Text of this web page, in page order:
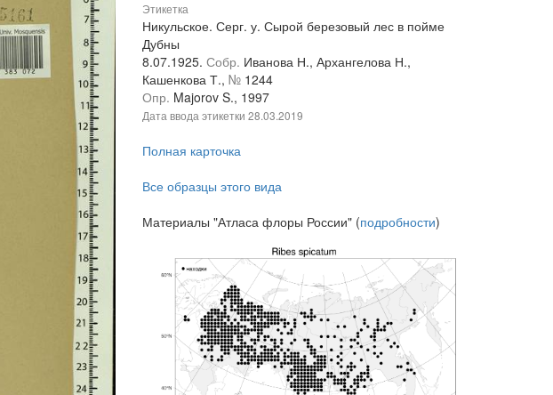
Этикетка
Никульское. Серг. у. Сырой березовый лес в пойме
Дубны
8.07.1925. Собр. Иванова Н., Архангелова Н.,
Кашенкова Т., № 1244
Опр. Majorov S., 1997
Дата ввода этикетки 28.03.2019
Полная карточка
Все образцы этого вида
Материалы "Атласа флоры России" (подробности)